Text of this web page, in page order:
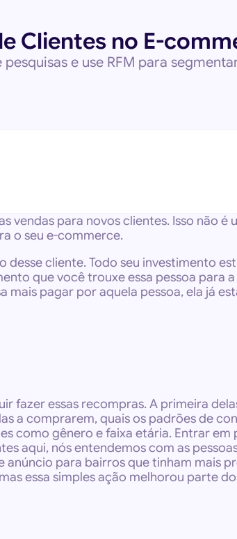
Clientes no E-
e use RFM para
vendas para novos clientes. Isso não
o seu e-commerce.
cliente. Todo seu investimento
que você trouxe essa pessoa para
pagar por aquela pessoa, ela já
fazer essas recompras. A primeira
a comprarem, quais os padrões de
como gênero e faixa etária. Entrar
aqui, nós entendemos com as
para bairros que tinham mais
essa simples ação melhorou parte